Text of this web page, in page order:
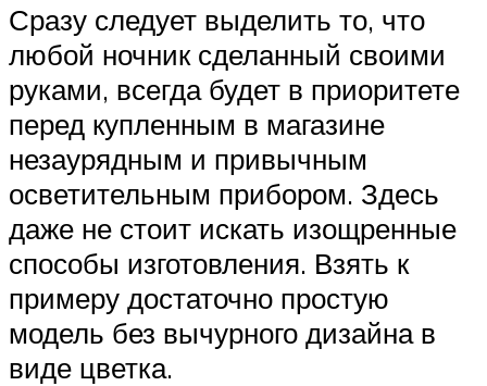
Сразу следует выделить то, что
любой ночник сделанный своими
руками, всегда будет в приоритете
перед купленным в магазине
незаурядным и привычным
осветительным прибором. Здесь
даже не стоит искать изощренные
способы изготовления. Взять к
примеру достаточно простую
модель без вычурного дизайна в
виде цветка.